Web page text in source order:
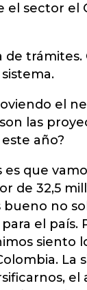
el sector el
de trámites.
el
las
año?
es que
de 32,5
bueno no
el país.
siento
La
el